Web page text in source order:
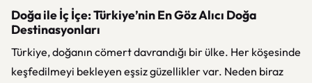
Doğa ile İç İçe: Türkiye’nin En Göz Alıcı Doğa
Destinasyonları
Türkiye, doğanın cömert davrandığı bir ülke. Her köşesinde
keşfedilmeyi bekleyen eşsiz güzellikler var. Neden biraz